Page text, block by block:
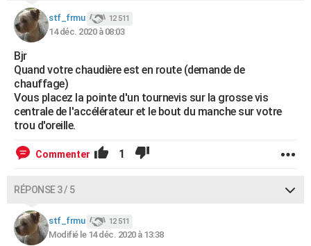
stf_frmu 12 511
14 déc. 2020 à 08:03
Bjr
Quand votre chaudière est en route (demande de
chauffage)
Vous placez la pointe d'un tournevis sur la grosse vis
centrale de l'accélérateur et le bout du manche sur votre
trou d'oreille.
Commenter 1
RÉPONSE 3 / 5
stf_frmu 12 511
Modifié le 14 déc. 2020 à 13:38